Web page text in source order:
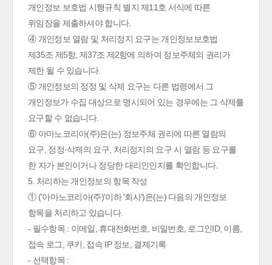
개인정보 보호법 시행규칙 별지 제11호 서식에 따른
위임장을 제출하셔야 합니다.
④ 개인정보 열람 및 처리정지 요구는 개인정보보호법
제35조 제5항, 제37조 제2항에 의하여 정보주체의 권리가
제한 될 수 있습니다.
⑤ 개인정보의 정정 및 삭제 요구는 다른 법령에서 그
개인정보가 수집 대상으로 명시되어 있는 경우에는 그 삭제를
요구할 수 없습니다.
⑥ 아마노코리아(주)은(는) 정보주체 권리에 따른 열람의
요구, 정정·삭제의 요구, 처리정지의 요구 시 열람 등 요구를
한 자가 본인이거나 정당한 대리인인지를 확인합니다.
5. 처리하는 개인정보의 항목 작성
① ('아마노코리아(주)'이하 '회사')은(는) 다음의 개인정보
항목을 처리하고 있습니다.
- 필수항목 : 이메일, 휴대전화번호, 비밀번호, 로그인ID, 이름,
접속 로그, 쿠키, 접속 IP 정보, 결제기록
- 선택항목 :